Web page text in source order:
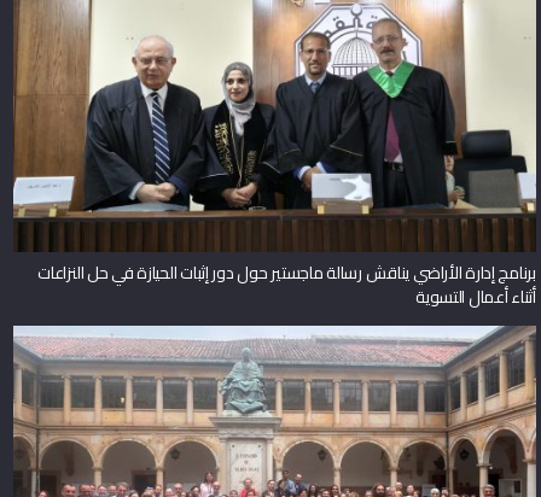
برنامج إدارة الأراضي يناقش رسالة ماجستير حول دور إثبات الحيازة في حل النزاعات
أثناء أعمال التسوية